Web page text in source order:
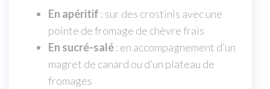
En apéritif : sur des crostinis avec une
pointe de fromage de chèvre frais
En sucré-salé: en accompagnement d’un
magret de canard ou d’un plateau de
fromages